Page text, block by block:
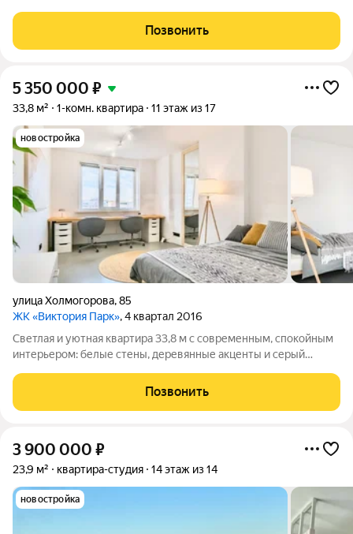
ТСЖ, что дает возможность платить коммунальные платеди
дешевле. Квартира требует
Позвонить
5 350 000 ₽
33,8 м² 1-комн. квартира 11 этаж из 17
новостройка
улица Холмогорова,85
ЖК «Виктория Парк», 4 квартал 2016
Светлая и уютная квартира 33,8 м с современным, спокойным
интерьером: белые стены, деревянные акценты и серый
Просторная комната с удобной планировкой легко
подстраивается под любой образ
Позвонить
3 900 000 ₽
23,9 м² квартира-студия 14 этаж из 14
новостройка